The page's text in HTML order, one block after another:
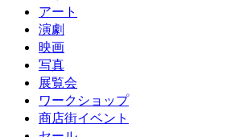
アート
演劇
映画
写真
展覧会
ワークショップ
商店街イベント